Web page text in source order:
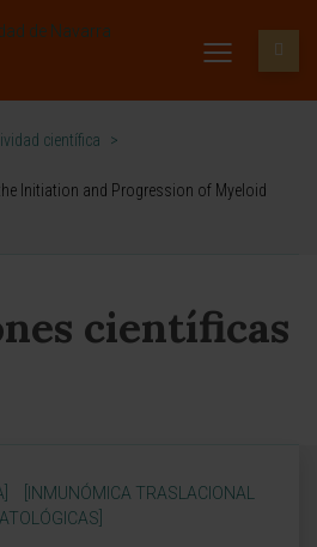
científica
>
Initiation and Progression of Myeloid
científicas
[INMUNÓMICA TRASLACIONAL